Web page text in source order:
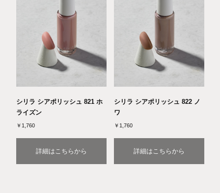
シリラ シアポリッシュ 821 ホ
ライズン
￥1,760
詳細はこちらから
シリラ シアポリッシュ 822 ノ
ワ
￥1,760
詳細はこちらから